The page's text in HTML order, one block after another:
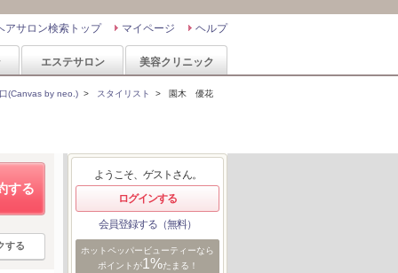
ヘルプ
マイページ
アサロン検索トップ
エステサロン 美容クリニック
(Canvas by neo.) > スタイリスト > 園木 優花
する
する
ようこそ、ゲストさん。
ログインする
会員登録する（無料）
ホットペッパービューティーなら
ポイントが1%たまる！